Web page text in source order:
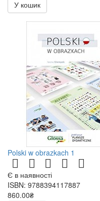
У кошик
Polski w obrazkach 1
Є в наявності
ISBN: 9788394117887
860.00₴